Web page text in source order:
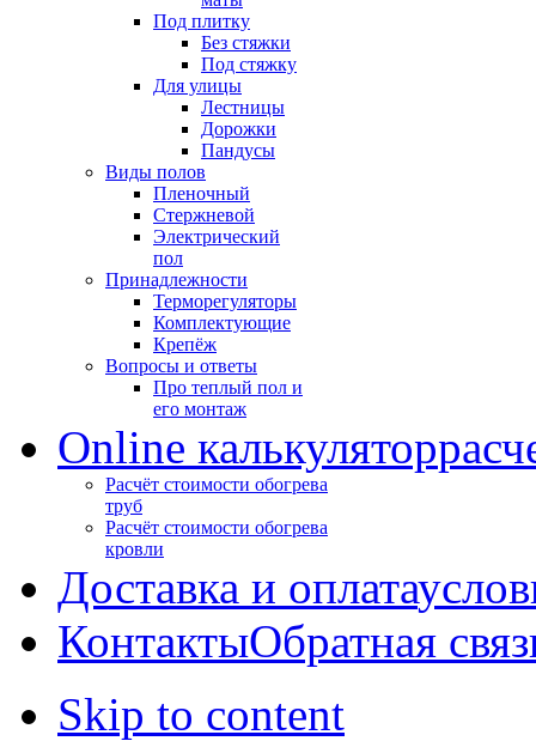
Под плитку
Без стяжки
Под стяжку
Для улицы
Лестницы
Дорожки
Пандусы
Виды полов
Пленочный
Стержневой
Электрический
пол
Принадлежности
Терморегуляторы
Комплектующие
Крепёж
Вопросы и ответы
Про теплый пол и
его монтаж
Online калькулятор
Расчёт стоимости обогрева
труб
Расчёт стоимости обогрева
кровли
Доставка и оплата
КонтактыОбратная
Skip to content